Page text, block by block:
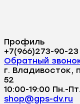
Профиль
+7(966)273-90-23
Обратный
г. Владивосток,
52
10:00-19:00 Пн.-Пт.
shop@gps-dv.ru